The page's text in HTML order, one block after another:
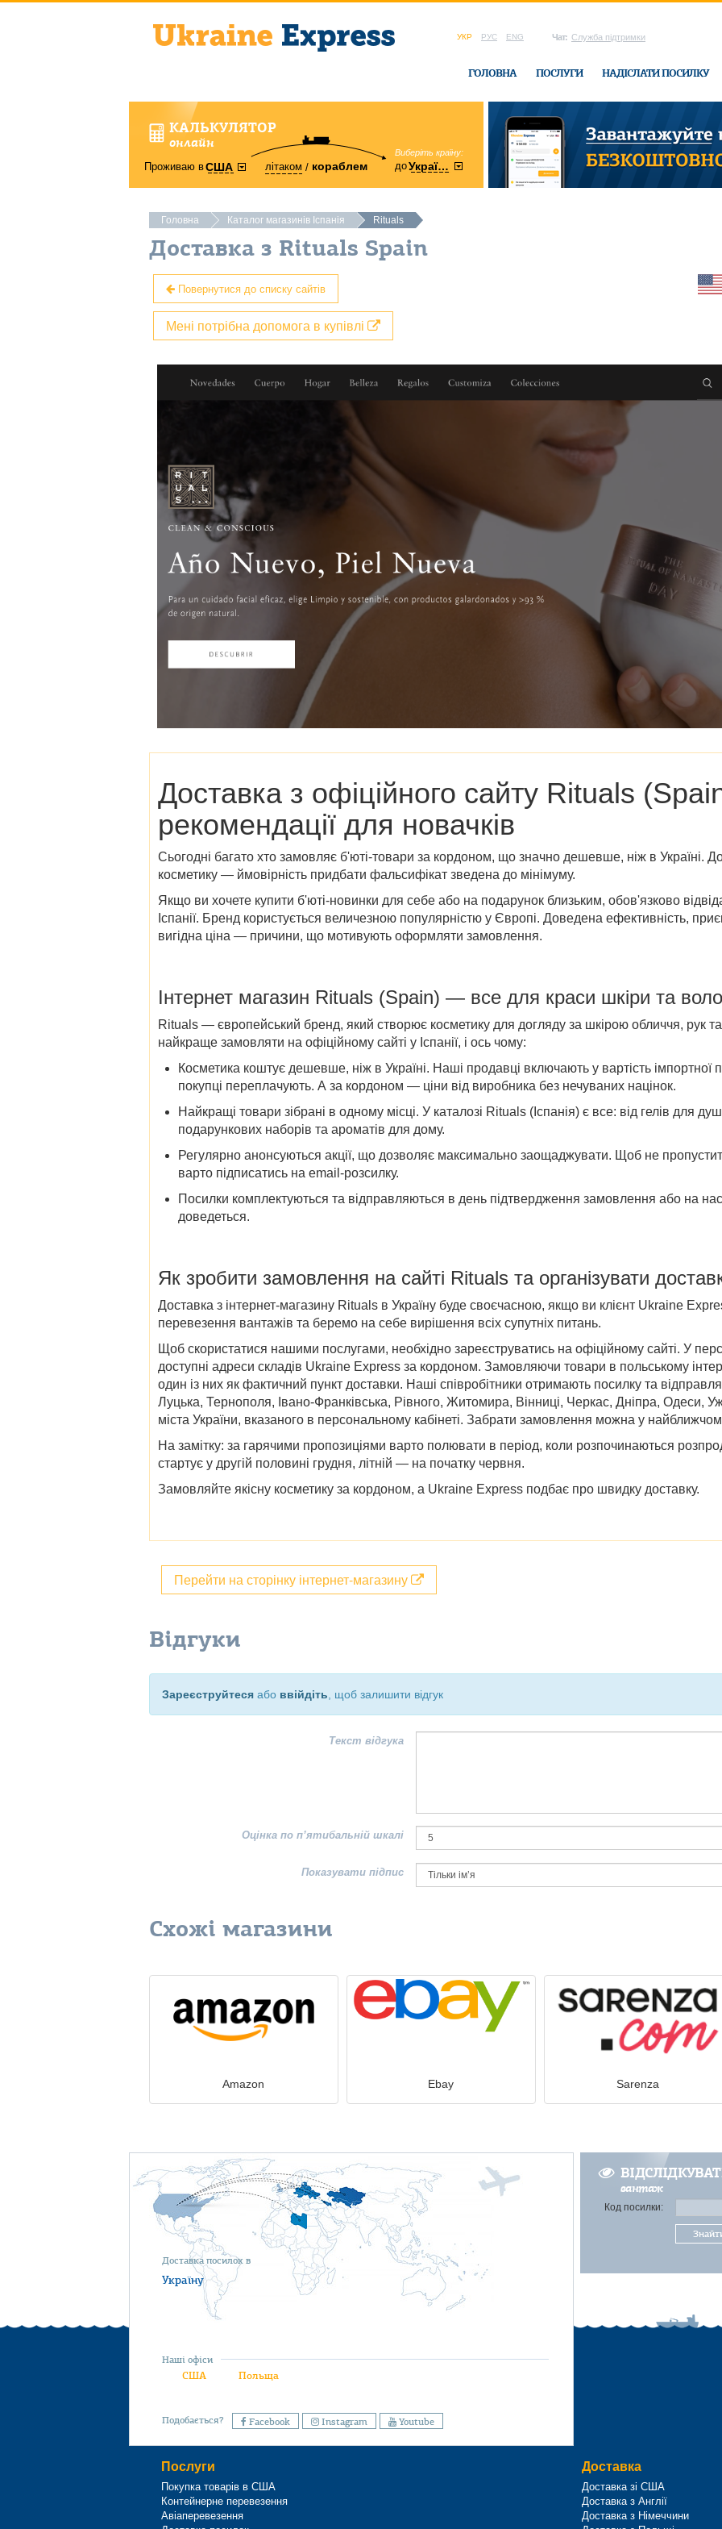
УКР РУС ENG Чат: Служба підтримки
ГОЛОВНА ПОСЛУГИ НАДІСЛАТИ ПОСИЛКУ
КАЛЬКУЛЯТОР
онлайн
Проживаю вСША літаком кораблем
Виберіть країну:
доУкраїни
область:
Вінницька в офісі
Головна Каталог магазинів Іспанія Rituals
Доставка з Rituals Spain
Повернутися до списку сайтів
Мені потрібна допомога в купівлі
Доставка з офіційного сайту Rituals
рекомендації для новачків
Сьогодні багато хто замовляє б'юті-товари за кордоном, що значно дешевше, ніж в Україні.
косметику — ймовірність придбати фальсифікат зведена до мінімуму.
Якщо ви хочете купити б'юті-новинки для себе або на подарунок близьким, обов'язково
Іспанії. Бренд користується величезною популярністю у Європі. Доведена ефективність,
вигідна ціна — причини, що мотивують оформляти замовлення.
Інтернет магазин Rituals (Spain) — все для краси шкіри та
Rituals — європейський бренд, який створює косметику для догляду за шкірою обличчя, рук
найкраще замовляти на офіційному сайті у Іспанії, і ось чому:
Косметика коштує дешевше, ніж в Україні. Наші продавці включають у вартість імпортної
покупці переплачують. А за кордоном — ціни від виробника без нечуваних націнок.
Найкращі товари зібрані в одному місці. У каталозі Rituals (Іспанія) є все: від гелів для
подарункових наборів та ароматів для дому.
Регулярно анонсуються акції, що дозволяє максимально заощаджувати. Щоб не
варто підписатись на email-розсилку.
Посилки комплектуються та відправляються в день підтвердження замовлення або на
доведеться.
Як зробити замовлення насайті Rituals та організувати
Доставка з інтернет-магазину Rituals в Україну буде своєчасною, якщо ви клієнт Ukraine
перевезення вантажів та беремо на себе вирішення всіх супутніх питань.
Щоб скористатися нашими послугами, необхідно зареєструватись на офіційному сайті. У
доступні адреси складів Ukraine Express за кордоном. Замовляючи товари в польському
один із них як фактичний пункт доставки. Наші співробітники отримають посилку та
Луцька, Тернополя, Івано-Франківська, Рівного, Житомира, Вінниці, Черкас, Дніпра, Одеси,
міста України, вказаного в персональному кабінеті. Забрати замовлення можна у
На замітку: за гарячими пропозиціями варто полювати в період, коли розпочинаються
стартує у другій половині грудня, літній — на початку червня.
Замовляйте якісну косметику за кордоном, а Ukraine Express подбає про швидку доставку.
Перейти на сторінку інтернет-магазину
Відгуки
Зареєструйтеся або ввійдіть , щоб залишити відгук
Текст відгука
Оцінка по п’ятибальній шкалі
Показувати підпис
Схожі магазини
Amazon Ebay Sarenza
вантаж
Код посилки:
Доставка посилок в
Україну
Наші офіси
США Польща
Подобається? Facebook Instagram Youtube
Послуги
Покупка товарів в США
Контейнерне перевезення
Авіаперевезення
Доставка
Доставка зі США
Доставка з Англії
Доставка з Німеччини